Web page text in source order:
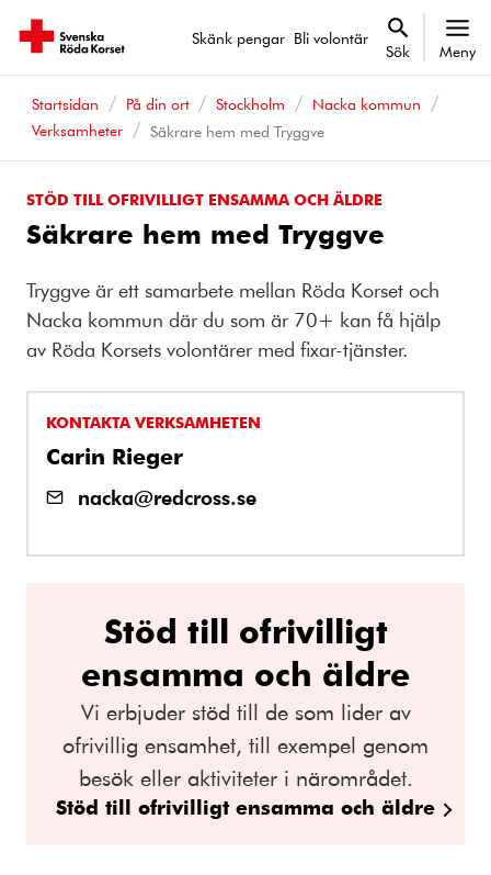
Skänk pengar Bli volontär
Sök Meny
Startsidan På din ort Stockholm
Nacka kommun
Verksamheter
Säkrare hem med Tryggve
STÖD TILL OFRIVILLIGT ENSAMMA OCH ÄLDRE
Säkrare hem med Tryggve
Tryggve är ett samarbete mellan Röda Korset och
Nacka kommun där du som är 70+ kan få hjälp
av Röda Korsets volontärer med fixar-tjänster.
KONTAKTA VERKSAMHETEN
Carin Rieger
nacka@redcross.se
Stöd till ofrivilligt
ensamma och äldre
Vi erbjuder stöd till de som lider av
ofrivillig ensamhet, till exempel genom
besök eller aktiviteter i närområdet.
Stöd till ofrivilligt ensamma och äldre